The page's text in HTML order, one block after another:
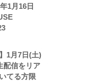
1月16日
1月7日(土)
配信をリア
てる方限